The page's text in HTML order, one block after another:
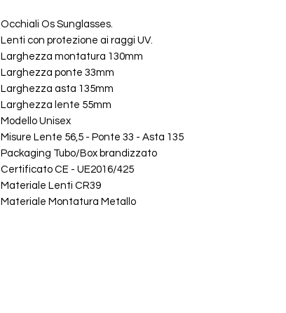
Occhiali Os Sunglasses.
Lenti con protezione ai raggi UV.
Larghezza montatura 130mm
Larghezza ponte 33mm
Larghezza asta 135mm
Larghezza lente 55mm
Modello Unisex
Misure Lente 56,5 - Ponte 33 - Asta 135
Packaging Tubo/Box brandizzato
Certificato CE - UE2016/425
Materiale Lenti CR39
Materiale Montatura Metallo